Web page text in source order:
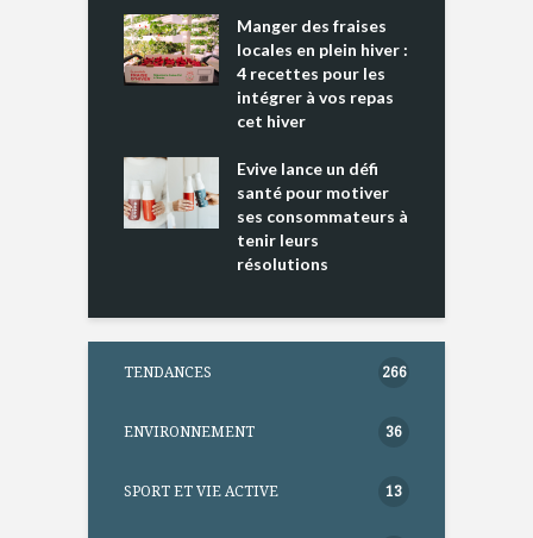
Manger des fraises
locales en plein hiver :
4 recettes pour les
intégrer à vos repas
cet hiver
Evive lance un défi
santé pour motiver
ses consommateurs à
tenir leurs
résolutions
TENDANCES 266
ENVIRONNEMENT 36
SPORT ET VIE ACTIVE 13